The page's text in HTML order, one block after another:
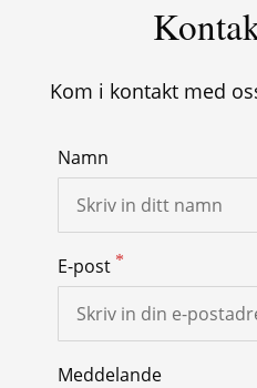
Kom i kontakt med
Namn
E-post
Meddelande